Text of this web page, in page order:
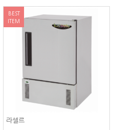
BEST
ITEM
라셀르